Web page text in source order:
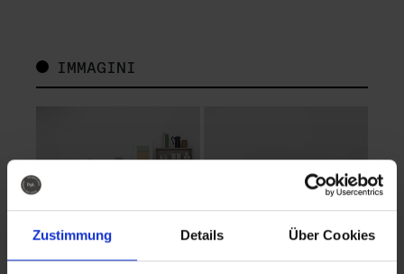
Zustimmung Details Über Cookies
IMMAGINI